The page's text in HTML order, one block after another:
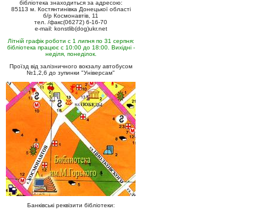
бібліотека знаходиться за адресою:
85113 м. Костянтинівка Донецької області
б/р Космонавтів, 11
тел. /факс(06272) 6-16-70
e-mail: konstlib(dog)ukr.net
Літній графік роботи с 1 липня по 31 серпня:
бібліотека працює с 10:00 до 18:00. Вихідні -
неділя, понеділок.
Проїзд від залізничного вокзалу автобусом
№1,2,6 до зупинки "Універсам"
Банківські реквізити бібліотеки: